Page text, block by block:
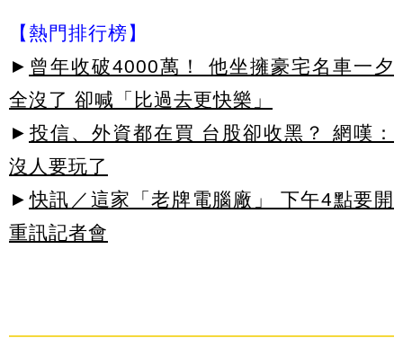
【熱門排行榜】
► 曾年收破4000萬！ 他坐擁豪宅名車一夕
全沒了 卻喊「比過去更快樂」
► 投信、外資都在買 台股卻收黑？ 網嘆：
沒人要玩了
► 快訊／這家「老牌電腦廠」 下午4點要開
重訊記者會